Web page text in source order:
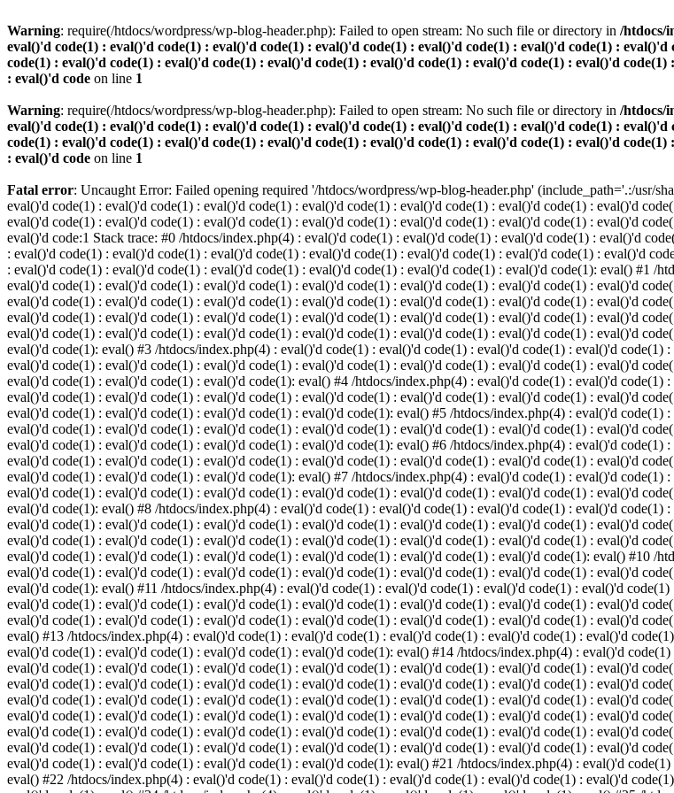
Warning: require(/htdocs/wordpress/wp-blog-header.php): Failed to open stream: No such file or directory in /htdocs/
eval()'d code(1) : eval()'d code(1) : eval()'d code(1) : eval()'d code(1) : eval()'d code(1) : eval()'d code(1) :
code(1) : eval()'d code(1) : eval()'d code(1) : eval()'d code(1) : eval()'d code(1) : eval()'d code(1) : eval()'d
: eval()'d code on line 1
Warning: require(/htdocs/wordpress/wp-blog-header.php): Failed to open stream: No such file or directory in /htdocs/
eval()'d code(1) : eval()'d code(1) : eval()'d code(1) : eval()'d code(1) : eval()'d code(1) : eval()'d code(1) :
code(1) : eval()'d code(1) : eval()'d code(1) : eval()'d code(1) : eval()'d code(1) : eval()'d code(1) : eval()'d
: eval()'d code on line 1
Fatal error: Uncaught Error: Failed opening required '/htdocs/wordpress/wp-blog-header.php' (include_path='.:/usr/
eval()'d code(1) : eval()'d code(1) : eval()'d code(1) : eval()'d code(1) : eval()'d code(1) : eval()'d code(1) : eval()'d
eval()'d code(1) : eval()'d code(1) : eval()'d code(1) : eval()'d code(1) : eval()'d code(1) : eval()'d code(1) : eval()'d
eval()'d code:1 Stack trace: #0 /htdocs/index.php(4) : eval()'d code(1) : eval()'d code(1) : eval()'d code(1) : eval()'d
: eval()'d code(1) : eval()'d code(1) : eval()'d code(1) : eval()'d code(1) : eval()'d code(1) : eval()'d code(1) : eval()'d
: eval()'d code(1) : eval()'d code(1) : eval()'d code(1) : eval()'d code(1) : eval()'d code(1) : eval()'d code(1): eval() #1 /
eval()'d code(1) : eval()'d code(1) : eval()'d code(1) : eval()'d code(1) : eval()'d code(1) : eval()'d code(1) : eval()'d
eval()'d code(1) : eval()'d code(1) : eval()'d code(1) : eval()'d code(1) : eval()'d code(1) : eval()'d code(1) : eval()'d
eval()'d code(1) : eval()'d code(1) : eval()'d code(1) : eval()'d code(1) : eval()'d code(1) : eval()'d code(1) : eval()'d
eval()'d code(1) : eval()'d code(1) : eval()'d code(1) : eval()'d code(1) : eval()'d code(1) : eval()'d code(1) : eval()'d
eval()'d code(1): eval() #3 /htdocs/index.php(4) : eval()'d code(1) : eval()'d code(1) : eval()'d code(1) : eval()'d
eval()'d code(1) : eval()'d code(1) : eval()'d code(1) : eval()'d code(1) : eval()'d code(1) : eval()'d code(1) : eval()'d
eval()'d code(1) : eval()'d code(1) : eval()'d code(1): eval() #4 /htdocs/index.php(4) : eval()'d code(1) : eval()'d
eval()'d code(1) : eval()'d code(1) : eval()'d code(1) : eval()'d code(1) : eval()'d code(1) : eval()'d code(1) : eval()'d
eval()'d code(1) : eval()'d code(1) : eval()'d code(1) : eval()'d code(1): eval() #5 /htdocs/index.php(4) : eval()'d
eval()'d code(1) : eval()'d code(1) : eval()'d code(1) : eval()'d code(1) : eval()'d code(1) : eval()'d code(1) : eval()'d
eval()'d code(1) : eval()'d code(1) : eval()'d code(1) : eval()'d code(1): eval() #6 /htdocs/index.php(4) : eval()'d
eval()'d code(1) : eval()'d code(1) : eval()'d code(1) : eval()'d code(1) : eval()'d code(1) : eval()'d code(1) : eval()'d
eval()'d code(1) : eval()'d code(1) : eval()'d code(1): eval() #7 /htdocs/index.php(4) : eval()'d code(1) : eval()'d
eval()'d code(1) : eval()'d code(1) : eval()'d code(1) : eval()'d code(1) : eval()'d code(1) : eval()'d code(1) : eval()'d
eval()'d code(1): eval() #8 /htdocs/index.php(4) : eval()'d code(1) : eval()'d code(1) : eval()'d code(1) : eval()'d
eval()'d code(1) : eval()'d code(1) : eval()'d code(1) : eval()'d code(1) : eval()'d code(1) : eval()'d code(1) : eval()'d
eval()'d code(1) : eval()'d code(1) : eval()'d code(1) : eval()'d code(1) : eval()'d code(1) : eval()'d code(1) : eval()'d
eval()'d code(1) : eval()'d code(1) : eval()'d code(1) : eval()'d code(1) : eval()'d code(1) : eval()'d code(1): eval() #10 /
eval()'d code(1) : eval()'d code(1) : eval()'d code(1) : eval()'d code(1) : eval()'d code(1) : eval()'d code(1) : eval()'d
eval()'d code(1): eval() #11 /htdocs/index.php(4) : eval()'d code(1) : eval()'d code(1) : eval()'d code(1) : eval()'d
eval()'d code(1) : eval()'d code(1) : eval()'d code(1) : eval()'d code(1) : eval()'d code(1) : eval()'d code(1) : eval()'d
eval()'d code(1) : eval()'d code(1) : eval()'d code(1) : eval()'d code(1) : eval()'d code(1) : eval()'d code(1) : eval()'d
eval() #13 /htdocs/index.php(4) : eval()'d code(1) : eval()'d code(1) : eval()'d code(1) : eval()'d code(1) : eval()'d
eval()'d code(1) : eval()'d code(1) : eval()'d code(1) : eval()'d code(1): eval() #14 /htdocs/index.php(4) : eval()'d
eval()'d code(1) : eval()'d code(1) : eval()'d code(1) : eval()'d code(1) : eval()'d code(1) : eval()'d code(1) : eval()'d
eval()'d code(1) : eval()'d code(1) : eval()'d code(1) : eval()'d code(1) : eval()'d code(1) : eval()'d code(1) : eval()'d
eval()'d code(1) : eval()'d code(1) : eval()'d code(1) : eval()'d code(1) : eval()'d code(1) : eval()'d code(1) : eval()'d
eval()'d code(1) : eval()'d code(1) : eval()'d code(1) : eval()'d code(1) : eval()'d code(1) : eval()'d code(1) : eval()'d
eval()'d code(1) : eval()'d code(1) : eval()'d code(1) : eval()'d code(1) : eval()'d code(1) : eval()'d code(1) : eval()'d
eval()'d code(1) : eval()'d code(1) : eval()'d code(1) : eval()'d code(1) : eval()'d code(1) : eval()'d code(1) : eval()'d
eval()'d code(1) : eval()'d code(1) : eval()'d code(1) : eval()'d code(1): eval() #21 /htdocs/index.php(4) : eval()'d
eval() #22 /htdocs/index.php(4) : eval()'d code(1) : eval()'d code(1) : eval()'d code(1) : eval()'d code(1) : eval()'d